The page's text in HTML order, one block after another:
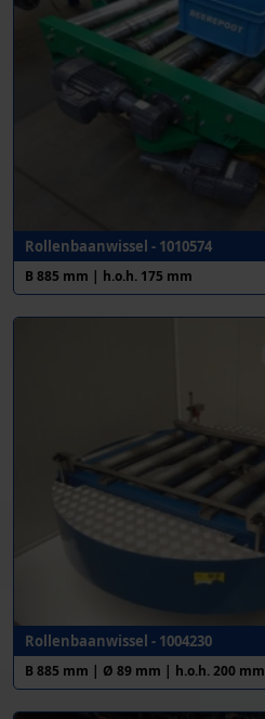
Rollenbaanwissel - 1010574
B 885 mm | h.o.h. 175 mm
Rollenbaanwissel - 1004230
B 885 mm | Ø 89 mm | h.o.h. 200 mm